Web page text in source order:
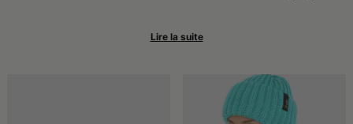
souvent plus ajusté et facile à porter, tant dans des contextes
informels que lors d'occasions exigeant une touche de
Des couvre-chefs chauds pour l'hiver, mais pas seulement
Ceux che recherchent une protection maximale contre le froid